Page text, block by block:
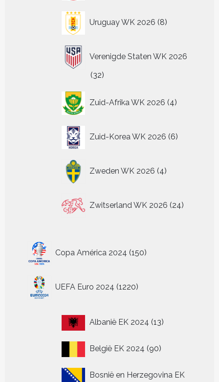
Uruguay WK 2026 8
producten
Verenigde Staten WK 2026
3232
Zuid-Afrika WK 2026 4
producten
Zuid-Korea WK 2026 6
producten
Zweden WK 2026 4
producten
Zwitserland WK 2026 24
producten
Copa América 2024 150
producten
UEFA Euro 2024 1220
producten
Albanië EK 2024 1313
België EK 2024 9090
Bosnië en Herzegovina EK